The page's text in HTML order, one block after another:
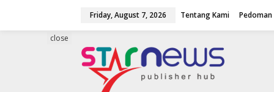
Friday, August 7, 2026 Tentang Kami Pedoman
close